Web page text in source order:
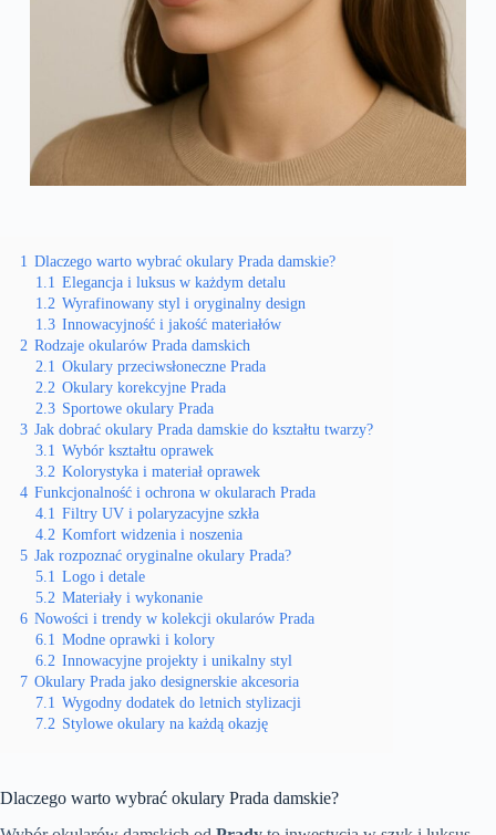
1 Dlaczego warto wybrać okulary Prada damskie?
1.1 Elegancja i luksus w każdym detalu
1.2 Wyrafinowany styl i oryginalny design
1.3 Innowacyjność i jakość materiałów
2 Rodzaje okularów Prada damskich
2.1 Okulary przeciwsłoneczne Prada
2.2 Okulary korekcyjne Prada
2.3 Sportowe okulary Prada
3 Jak dobrać okulary Prada damskie do kształtu twarzy?
3.1 Wybór kształtu oprawek
3.2 Kolorystyka i materiał oprawek
4 Funkcjonalność i ochrona w okularach Prada
4.1 Filtry UV i polaryzacyjne szkła
4.2 Komfort widzenia i noszenia
5 Jak rozpoznać oryginalne okulary Prada?
5.1 Logo i detale
5.2 Materiały i wykonanie
6 Nowości i trendy w kolekcji okularów Prada
6.1 Modne oprawki i kolory
6.2 Innowacyjne projekty i unikalny styl
7 Okulary Prada jako designerskie akcesoria
7.1 Wygodny dodatek do letnich stylizacji
7.2 Stylowe okulary na każdą okazję
Dlaczego warto wybrać okulary Prada damskie?